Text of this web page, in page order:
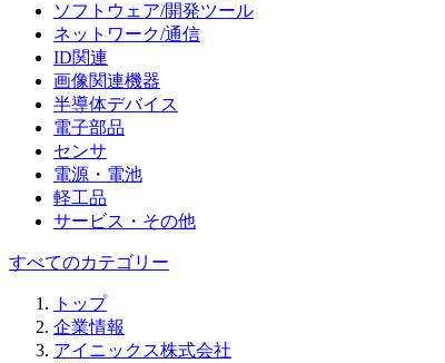
ソフトウェア/開発ツール
ネットワーク/通信
ID関連
画像関連機器
半導体デバイス
電子部品
センサ
電源・電池
軽工品
サービス・その他
すべてのカテゴリー
トップ
企業情報
アイニックス株式会社